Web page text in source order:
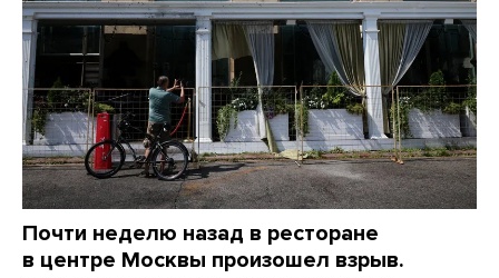
Почти неделю назад в ресторане
в центре Москвы произошел взрыв.